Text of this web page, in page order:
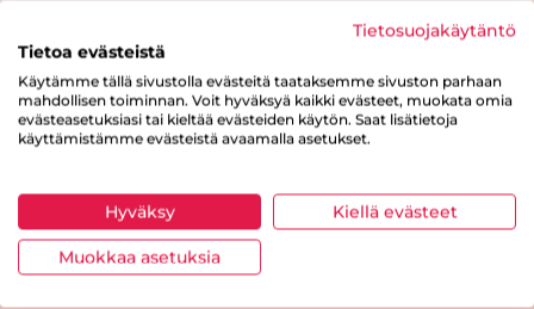
Suolaa
Tulosta sivu Jaa tuote
Tietosuojakäytäntö
Tietoa evästeistä
Käytämme tällä sivustolla evästeitä taataksemme sivuston parhaan
mahdollisen toiminnan. Voit hyväksyä kaikki evästeet, muokata omia
evästeasetuksiasi tai kieltää evästeiden käytön. Saat lisätietoja
käyttämistämme evästeistä avaamalla asetukset.
Hyväksy Kiellä evästeet
Muokkaa asetuksia